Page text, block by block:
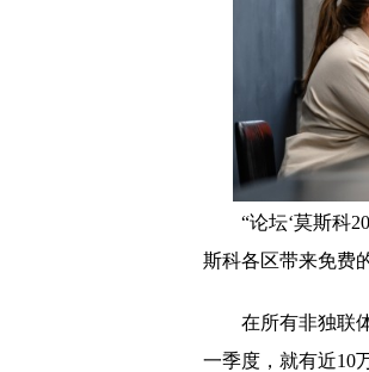
“论坛‘莫斯科
斯科各区带来免费
在所有非独联
一季度，就有近10